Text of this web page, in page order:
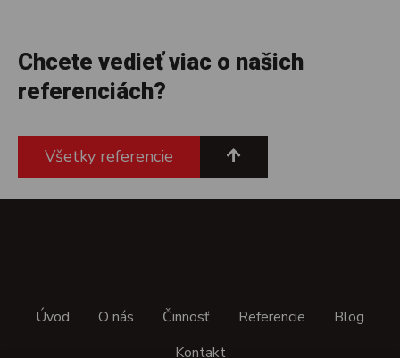
Chcete vedieť viac o našich
referenciách?
Všetky referencie
Úvod O nás Činnosť Referencie
Blog
Kontakt